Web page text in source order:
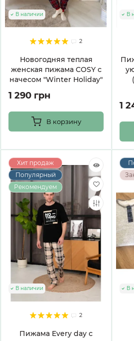
2
Новогодняя теплая
женская пижама COSY с
начесом "Winter Holiday"
В наличии
1 290 грн
В корзину
В
1
Хит продаж
Популярный
Рекомендуем
2
Пижама Every day с
В наличии В